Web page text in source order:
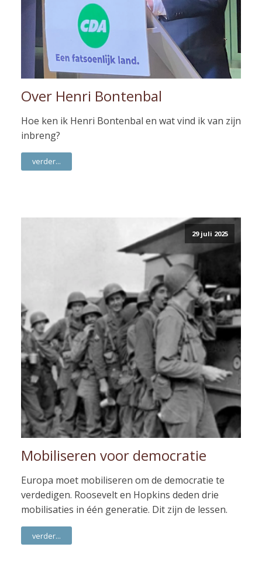
Over Henri Bontenbal
Hoe ken ik Henri Bontenbal en wat vind ik van zijn
inbreng?
verder...
29 juli 2025
Mobiliseren voor democratie
Europa moet mobiliseren om de democratie te
verdedigen. Roosevelt en Hopkins deden drie
mobilisaties in één generatie. Dit zijn de lessen.
verder...